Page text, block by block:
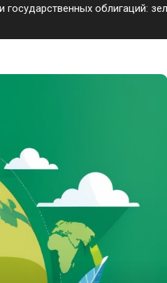
государственных облигаций: